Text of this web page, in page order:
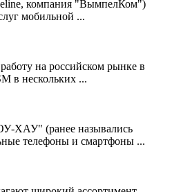
компания "ВымпелКом")
мобильной ...
на российском рынке в
в нескольких ...
ХАУ" (ранее назывались
телефоны и смартфоны ...